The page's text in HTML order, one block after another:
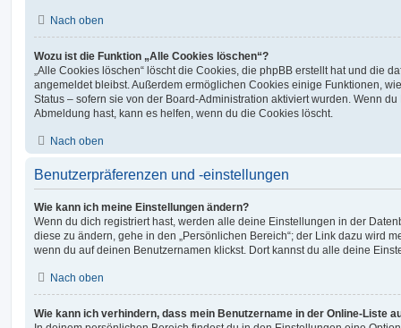
Nach oben
Wozu ist die Funktion „Alle Cookies löschen“?
„Alle Cookies löschen“ löscht die Cookies, die phpBB erstellt hat und die
angemeldet bleibst. Außerdem ermöglichen Cookies einige Funktionen,
Status – sofern sie von der Board-Administration aktiviert wurden. Wenn
Abmeldung hast, kann es helfen, wenn du die Cookies löscht.
Nach oben
Benutzerpräferenzen und -einstellungen
Wie kann ich meine Einstellungen ändern?
Wenn du dich registriert hast, werden alle deine Einstellungen in der
diese zu ändern, gehe in den „Persönlichen Bereich“; der Link dazu wird
wenn du auf deinen Benutzernamen klickst. Dort kannst du alle deine
Nach oben
Wie kann ich verhindern, dass mein Benutzername in der Online-Liste